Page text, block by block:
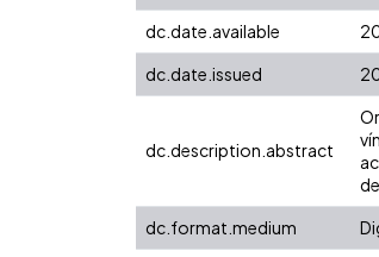
dc.date.available
dc.date.issued
dc.description.abstract
dc.format.medium